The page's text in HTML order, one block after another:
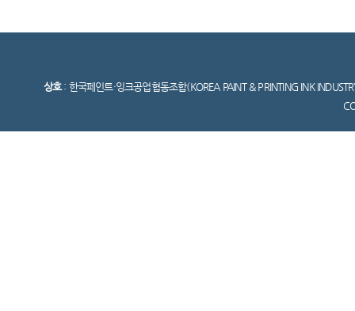
상호: 한국페인트·잉크공업협동조합(KOREA PAINT & PRINTING INK